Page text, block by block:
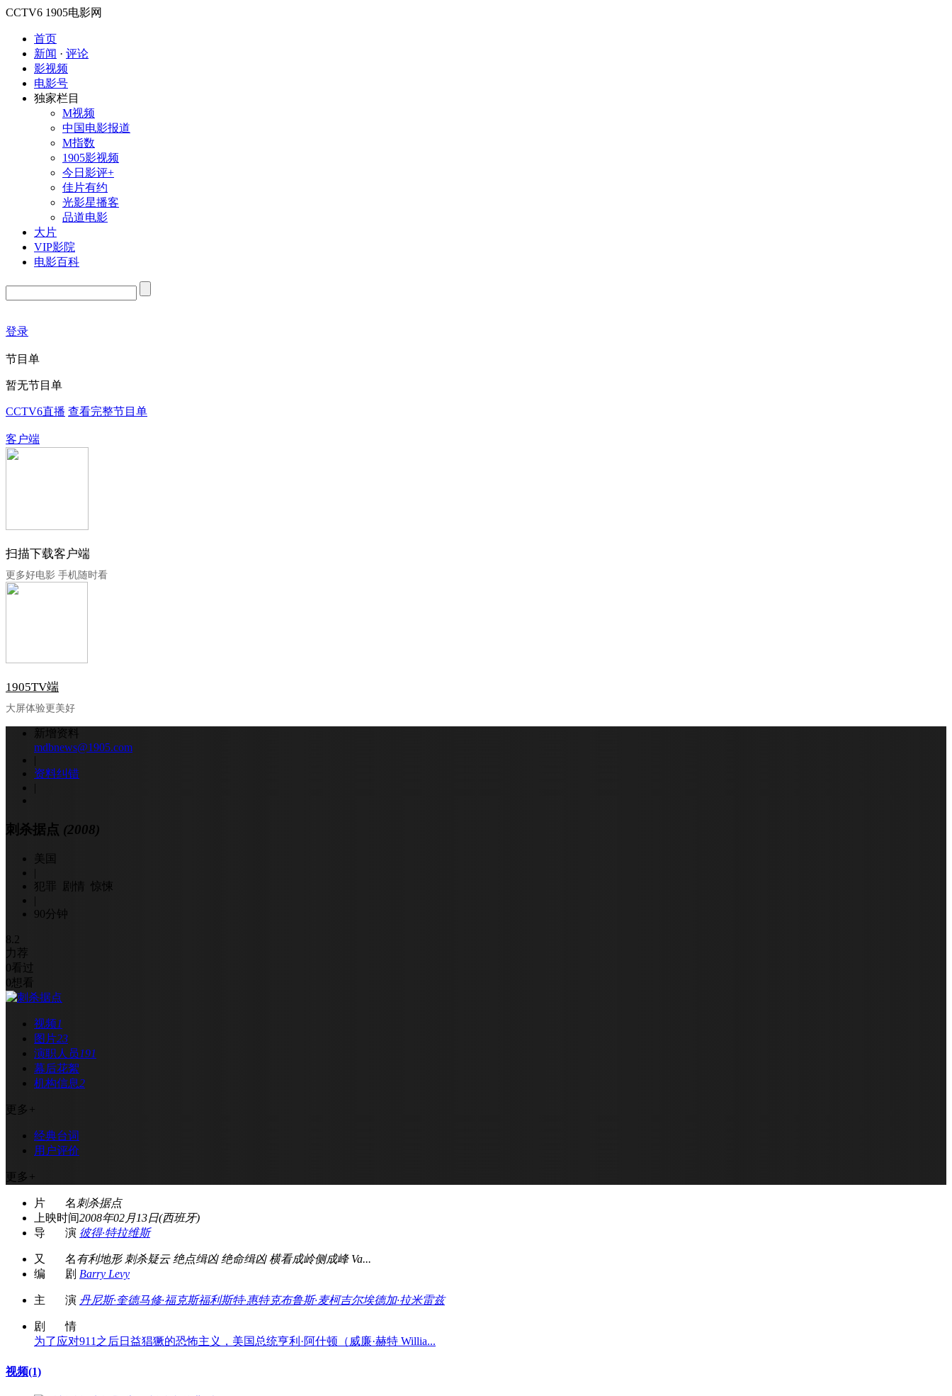
CCTV6 1905电影网
首页
新闻 · 评论
影视频
电影号
独家栏目
M视频
中国电影报道
M指数
1905影视频
今日影评+
佳片有约
光影星播客
品道电影
大片
VIP影院
电影百科
登录
节目单
暂无节目单
CCTV6直播 查看完整节目单
客户端
扫描下载客户端
更多好电影 手机随时看
1905TV端
大屏体验更美好
新增资料
mdbnews@1905.com
|
资料纠错
|
刺杀据点 (2008)
美国
|
犯罪 剧情 惊悚
|
90分钟
8.2
力荐
0看过
0想看
视频1
图片23
演职人员191
幕后花絮
机构信息2
更多 +
经典台词
用户评价
更多 +
片 名刺杀据点
上映时间2008年02月13日(西班牙)
导 演 彼得·特拉维斯
又 名有利地形 刺杀疑云 绝点缉凶 绝命缉凶 横看成岭侧成峰 Va...
编 剧 Barry Levy
主 演 丹尼斯·奎德马修·福克斯福利斯特·惠特克布鲁斯·麦柯吉尔埃德加·拉米雷兹
剧 情
为了应对911之后日益猖獗的恐怖主义，美国总统亨利·阿什顿（威廉·赫特 Willia...
视频(1)